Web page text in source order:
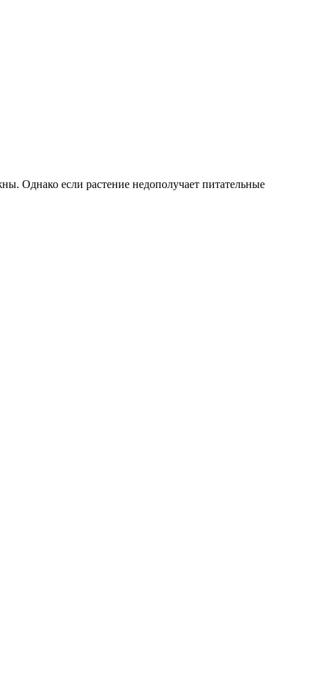
Однако если растение недополучает питательные